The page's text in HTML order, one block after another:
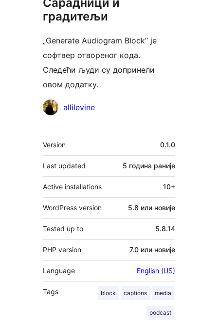
градитељи
„Generate Audiogram Block“ је
софтвер отвореног кода.
Следећи људи су допринели
овом додатку.
Сарадници
allilevine
Мета
Version 0.1.0
Last updated 5 година раније
Active installations 10+
WordPress version 5.8 или новије
Tested up to 5.8.14
PHP version 7.0 или новије
Language English (US)
Tags block captions media
podcast